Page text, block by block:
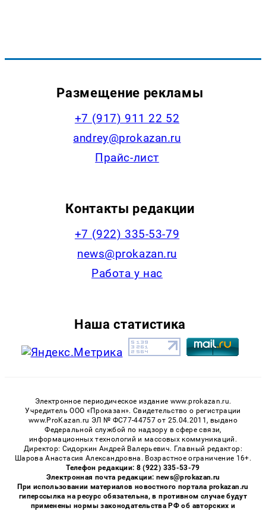
Размещение рекламы
+7 (917) 911 22 52
andrey@prokazan.ru
Прайс-лист
Контакты редакции
+7 (922) 335-53-79
news@prokazan.ru
Работа у нас
Наша статистика
Электронное периодическое издание www.prokazan.ru.
Учредитель ООО «Проказан». Cвидетельство о регистрации
www.ProKazan.ru ЭЛ № ФС77-44757 от 25.04.2011, выдано
Федеральной службой по надзору в сфере связи,
информационных технологий и массовых коммуникаций.
Директор: Сидоркин Андрей Валерьевич. Главный редактор:
Шарова Анастасия Александровна. Возрастное ограничение 16+.
Телефон редакции: 8 (922) 335-53-79
Электронная почта редакции: news@prokazan.ru
При использовании материалов новостного портала prokazan.ru
гиперссылка на ресурс обязательна, в противном случае будут
применены нормы законодательства РФ об авторских и